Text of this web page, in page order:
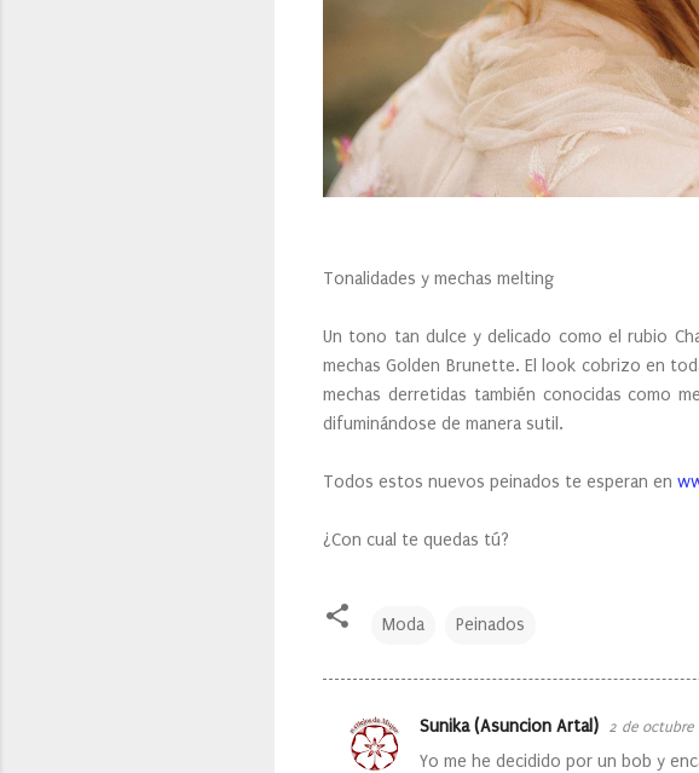
Tonalidades y mechas melting
Un tono tan dulce y delicado como el rubio
mechas Golden Brunette. El look cobrizo en
mechas derretidas también conocidas como
difuminándose de manera sutil.
Todos estos nuevos peinados te esperan en
¿Con cual te quedas tú?
Moda Peinados
C
Sunika (Asuncion Artal) 2 de octubre
Yo me he decidido por un bob y